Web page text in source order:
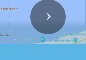
Next